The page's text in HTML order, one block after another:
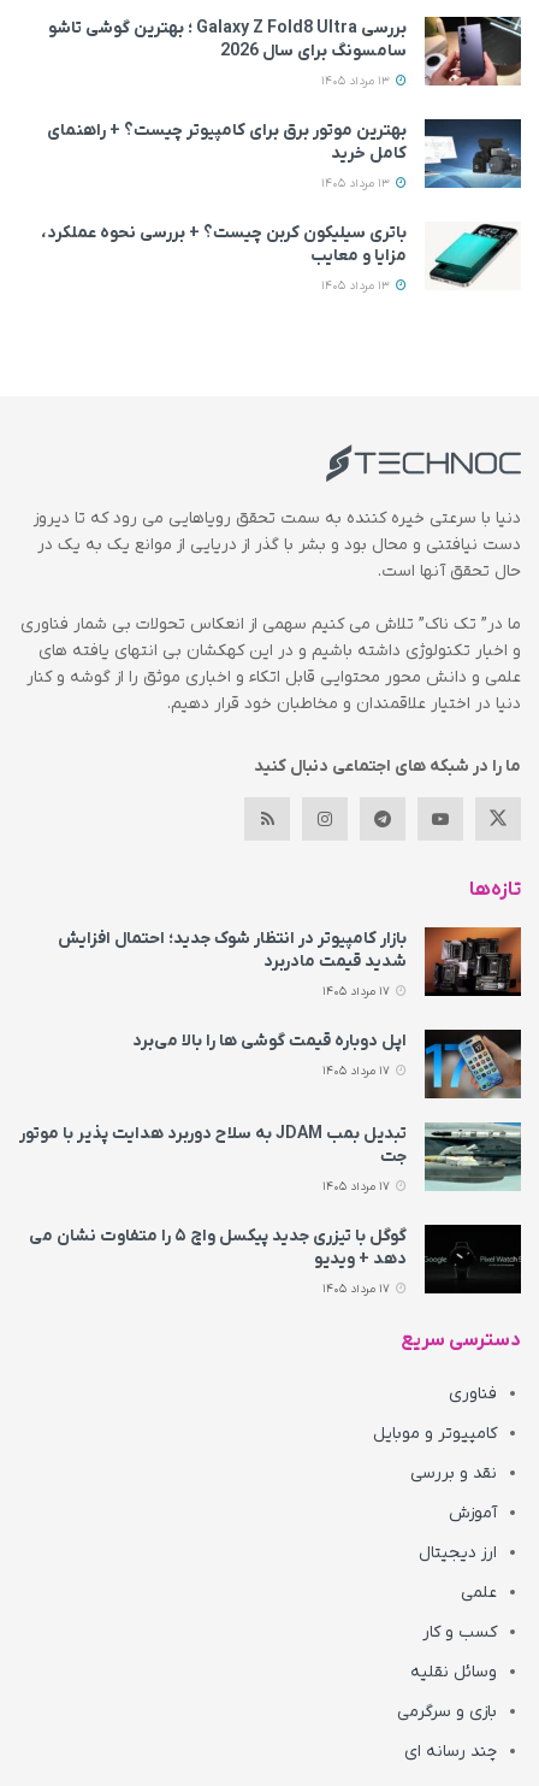
بررسی Galaxy Z Fold8 Ultra ؛ بهترین گوشی تاشو
سامسونگ برای سال 2026
بهترین موتور برق برای کامپیوتر چیست؟ + راهنمای
کامل خرید
باتری سیلیکون کربن چیست؟ + بررسی نحوه عملکرد،
مزایا و معایب
دنیا با سرعتی خیره کننده به سمت تحقق رویاهایی می رود که تا دیروز
دست نیافتنی و محال بود و بشر با گذر از دریایی از موانع یک به یک در
حال تحقق آنها است.
ما در” تک ناک” تلاش می کنیم سهمی از انعکاس تحولات بی شمار فناوری
و اخبار تکنولوژی داشته باشیم و در این کهکشان بی انتهای یافته های
علمی و دانش محور محتوایی قابل اتکاء و اخباری موثق را از گوشه و کنار
دنیا در اختیار علاقمندان و مخاطبان خود قرار دهیم.
ما را در شبکه های اجتماعی دنبال کنید
تازه‌ها
بازار کامپیوتر در انتظار شوک جدید؛ احتمال افزایش
شدید قیمت مادربرد
اپل دوباره قیمت‌ گوشی ها را بالا می‌برد
تبدیل بمب JDAM به سلاح دوربرد هدایت پذیر با موتور
جت
گوگل با تیزری جدید پیکسل واچ ۵ را متفاوت نشان می‌
دهد + ویدیو
دسترسی سریع
فناوری
کامپیوتر و موبایل
نقد و بررسی
آموزش
ارز دیجیتال
علمی
کسب و کار
وسائل نقلیه
بازی و سرگرمی
چند رسانه ای